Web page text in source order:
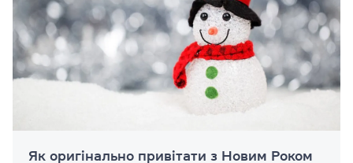
Як оригінально привітати з Новим Роком